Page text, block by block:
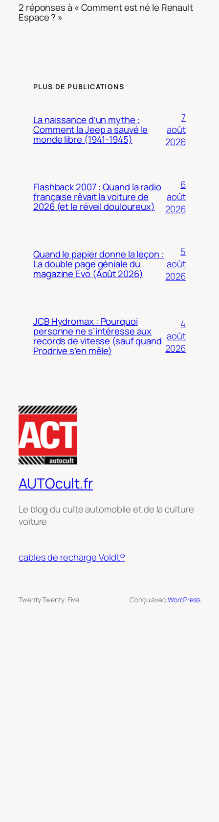
2 réponses à « Comment est né le Renault
Espace ? »
PLUS DE PUBLICATIONS
La naissance d’un mythe :
Comment la Jeep a sauvé le
monde libre (1941-1945)
7
août
2026
Flashback 2007 : Quand la radio
française rêvait la voiture de
2026 (et le réveil douloureux)
6
août
2026
Quand le papier donne la leçon :
La double page géniale du
magazine Evo (Août 2026)
5
août
2026
JCB Hydromax : Pourquoi
personne ne s’intéresse aux
records de vitesse (sauf quand
Prodrive s’en mêle)
4
août
2026
AUTOcult.fr
Le blog du culte automobile et de la culture
voiture
cables de recharge Voldt®
Twenty Twenty-Five Conçu avec WordPress